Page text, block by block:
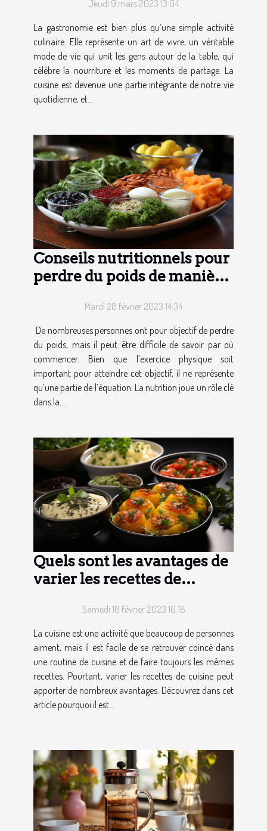
Jeudi 9 mars 2023 13:04
La gastronomie est bien plus qu’une simple activité
culinaire. Elle représente un art de vivre, un véritable
mode de vie qui unit les gens autour de la table, qui
célèbre la nourriture et les moments de partage. La
cuisine est devenue une partie intégrante de notre vie
quotidienne, et...
Conseils nutritionnels pour
perdre du poids de manière
Mardi 28 février 2023 14:34
De nombreuses personnes ont pour objectif de perdre
du poids, mais il peut être difficile de savoir par où
commencer. Bien que l’exercice physique soit
important pour atteindre cet objectif, il ne représente
qu’une partie de l’équation. La nutrition joue un rôle clé
dans la...
Quels sont les avantages de
varier les recettes de
Samedi 18 février 2023 16:18
La cuisine est une activité que beaucoup de personnes
aiment, mais il est facile de se retrouver coincé dans
une routine de cuisine et de faire toujours les mêmes
recettes. Pourtant, varier les recettes de cuisine peut
apporter de nombreux avantages. Découvrez dans cet
article pourquoi il est...